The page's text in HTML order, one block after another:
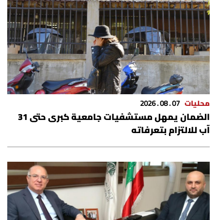
محليات 07 . 08 . 2026
الضمان يمهل مستشفيات جامعية كبرى حتى 31
آب للالتزام بتعرفاته